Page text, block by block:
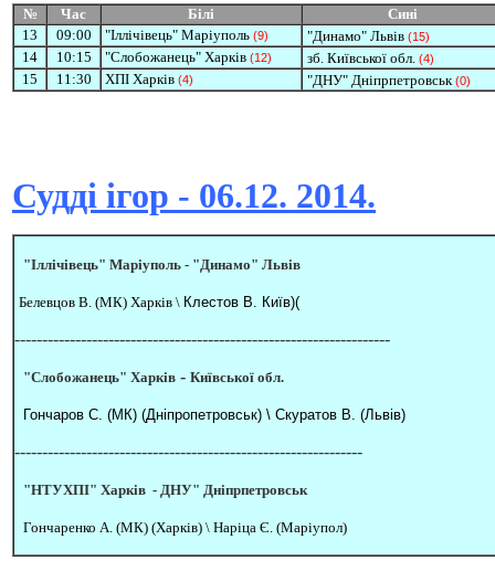
№ Час Білі
Сині
13 09:00 "Іллічівець" Маріуполь (9) "Динамо" Львів (15)
14 10:15 "Слобожанець" Харків (12) зб. Київської обл. (4)
15 11:30 ХПІ Харків (4) "ДНУ" Дніпрпетровськ(0)
Судді ігор - 06.12. 2014.
"Іллічівець" Маріуполь - "Динамо" Львів
Белевцов В. (МК) Харків \ Клестов В. Київ)(
--------------------------------------------------------------------
"Слобожанець" Харків - Київської обл.
Гончаров С. (МК) (Дніпропетровськ) \ Скуратов В. (Львів)
---------------------------------------------------------------
"НТУХПІ" Харків - ДНУ" Дніпрпетровськ
Гончаренко А. (МК) (Харків) \ Наріца Є. (Маріупол)